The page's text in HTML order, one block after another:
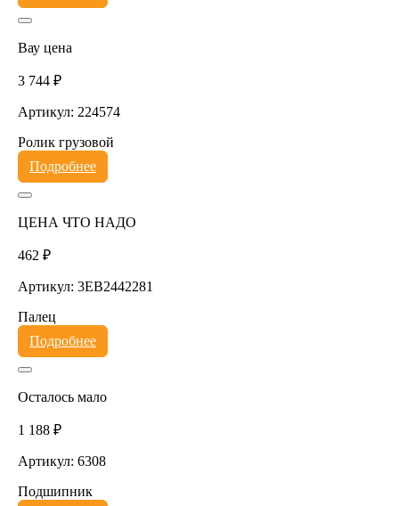
Вау цена
3 744 ₽
Артикул: 224574
Ролик грузовой
Подробнее
ЦЕНА ЧТО НАДО
462 ₽
Артикул: 3EB2442281
Палец
Подробнее
Осталось мало
1 188 ₽
Артикул: 6308
Подшипник